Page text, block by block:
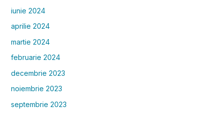
iunie 2024
aprilie 2024
martie 2024
februarie 2024
decembrie 2023
noiembrie 2023
septembrie 2023